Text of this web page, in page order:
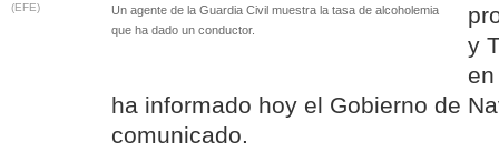
(EFE)
Un agente de la Guardia Civil muestra la tasa de alcoholemia
que ha dado un conductor.
y
ha informado hoy el Gobierno de
comunicado.